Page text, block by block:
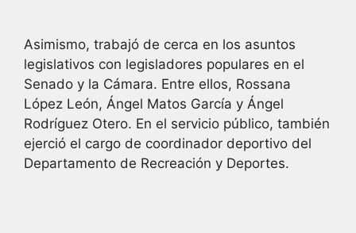
Asimismo, trabajó de cerca en los asuntos
legislativos con legisladores populares en el
Senado y la Cámara. Entre ellos, Rossana
López León, Ángel Matos García y Ángel
Rodríguez Otero. En el servicio público, también
ejerció el cargo de coordinador deportivo del
Departamento de Recreación y Deportes.